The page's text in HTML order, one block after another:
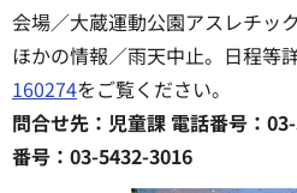
会場／大蔵運動公園アスレチッ
ほかの情報／雨天中止。日程等
160274をご覧ください。
問合せ先：児童課 電話番号：
番号：03-5432-3016